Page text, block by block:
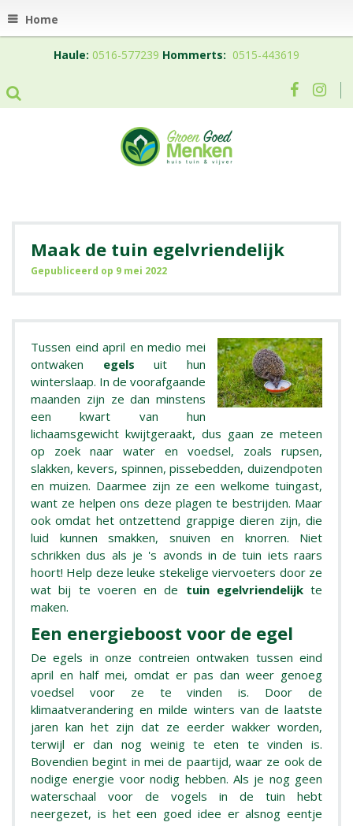
Home
Haule: 0516-577239 Hommerts: 0515-443619
Maak de tuin egelvriendelijk
Gepubliceerd op 9 mei 2022
Tussen eind april en medio mei
ontwaken egels uit hun
winterslaap. In de voorafgaande
maanden zijn ze dan minstens
een kwart van hun
lichaamsgewicht kwijtgeraakt, dus gaan ze meteen
op zoek naar water en voedsel, zoals rupsen,
slakken, kevers, spinnen, pissebedden, duizendpoten
en muizen. Daarmee zijn ze een welkome tuingast,
want ze helpen ons deze plagen te bestrijden. Maar
ook omdat het ontzettend grappige dieren zijn, die
luid kunnen smakken, snuiven en knorren. Niet
schrikken dus als je 's avonds in de tuin iets raars
hoort! Help deze leuke stekelige viervoeters door ze
wat bij te voeren en de tuin egelvriendelijkte
maken.
Een energieboost voor de egel
De egels in onze contreien ontwaken tussen eind
april en half mei, omdat er pas dan weer genoeg
voedsel voor ze te vinden is. Door de
klimaatverandering en milde winters van de laatste
jaren kan het zijn dat ze eerder wakker worden,
terwijl er dan nog weinig te eten te vinden is.
Bovendien begint in mei de paartijd, waar ze ook de
nodige energie voor nodig hebben. Als je nog geen
waterschaal voor de vogels in de tuin hebt
neergezet, is het een goed idee er alsnog eentje